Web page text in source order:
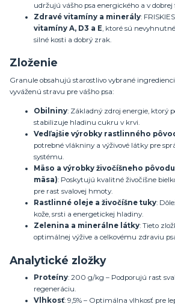
udržujú vášho psa energického a v dobrej
Zdravé vitamíny a minerály:
vitamíny A, D3 a E , ktoré sú
silné kosti a dobrý zrak.
Zloženie
Granule obsahujú starostlivo vybrané
vyváženú stravu pre vášho psa:
Obilniny: Základný zdroj energie, ktorý
stabilizuje hladinu cukru v krvi.
Vedľajšie výrobky rastlinného
potrebné vlákniny a výživové látky pre
systému.
Mäso a výrobky živočíšneho
mäsa): Poskytujú kvalitné živočíšne
pre rast svalovej hmoty.
Rastlinné oleje a živočíšne tuky:
kože, srsti a energetickej hladiny.
Zelenina a minerálne látky: Tieto
optimálnej výžive a celkovému zdraviu
Analytické zložky
Proteíny: 200 g/kg – Podporujú rast
regeneráciu.
Vlhkosť: 9,5% – Optimálna vlhkosť pre